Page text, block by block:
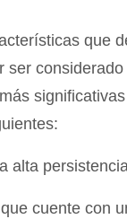
que
ser
alta
cuente con